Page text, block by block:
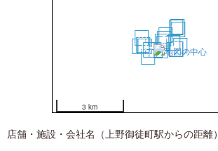
12
3
4
56
7
8
9
10
11 12
13
14
15
16
17
18
19
20
3 km
店舗・施設・会社名（上野御徒町駅からの距離）